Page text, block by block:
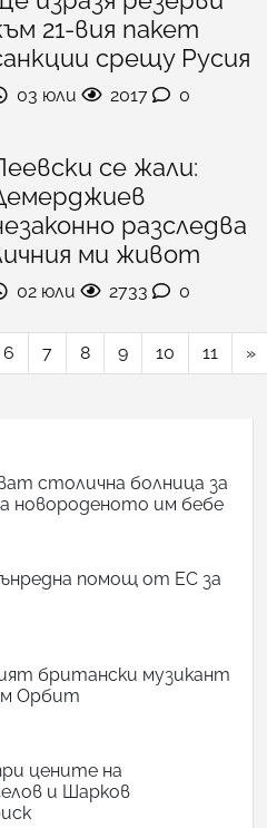
21-вия пакет
срещу Русия
03 юли 2017 0
се жали:
разследва
ми живот
02 юли 2733 0
6 7 8 9 10 11 »
столична болница за
новороденото им бебе
помощ от ЕС за
британски музикант
Орбит
цените на
и Шарков